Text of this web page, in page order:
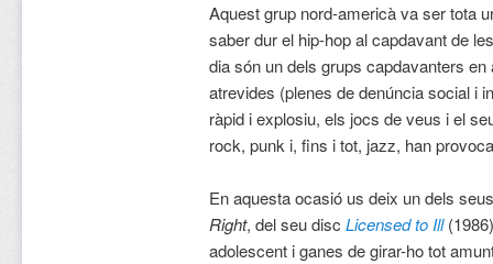
Aquest grup nord-americà va ser tota
saber dur el hip-hop al capdavant de
dia són un dels grups capdavanters
atrevides (plenes de denúncia social i
ràpid i explosiu, els jocs de veus i el
rock, punk i, fins i tot, jazz, han
En aquesta ocasió us deix un dels
Right, del seu disc Licensed to Ill
adolescent i ganes de girar-ho tot